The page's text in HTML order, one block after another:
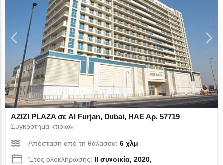
AZIZI PLAZA σε Al Furjan, Dubai, ΗΑΕ Αρ. 57719
Συγκρότημα κτιρίων
Απόσταση από τη θάλασσα:6 χλμ
Έτος ολοκλήρωσης: II συνοικία, 2020,